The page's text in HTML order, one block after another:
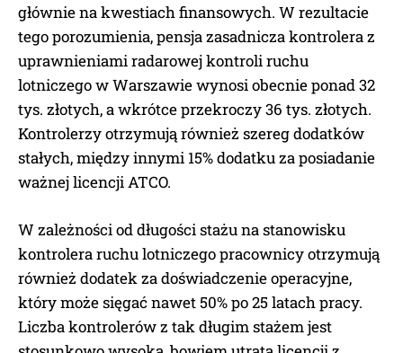
głównie na kwestiach finansowych. W rezultacie
tego porozumienia, pensja zasadnicza kontrolera z
uprawnieniami radarowej kontroli ruchu
lotniczego w Warszawie wynosi obecnie ponad 32
tys. złotych, a wkrótce przekroczy 36 tys. złotych.
Kontrolerzy otrzymują również szereg dodatków
stałych, między innymi 15% dodatku za posiadanie
ważnej licencji ATCO.
W zależności od długości stażu na stanowisku
kontrolera ruchu lotniczego pracownicy otrzymują
również dodatek za doświadczenie operacyjne,
który może sięgać nawet 50% po 25 latach pracy.
Liczba kontrolerów z tak długim stażem jest